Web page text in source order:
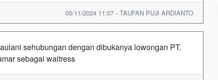
05/11/2024 11:07 - TAUFAN PUJI ARDIANTO
sehubungan dengan dibukanya lowongan PT.
sebagai waitress